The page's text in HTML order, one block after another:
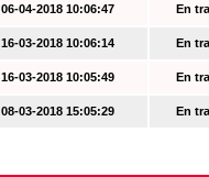
06-04-2018 10:06:47 En
16-03-2018 10:06:14 En
16-03-2018 10:05:49 En
08-03-2018 15:05:29 En